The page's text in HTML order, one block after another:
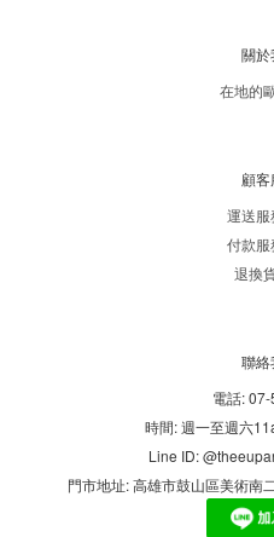
關於
在地的
顧客
運送
付款
退換
聯絡
電話:
時間: 週一至週六
Line ID:
門市地址: 高雄市鼓山區美術南